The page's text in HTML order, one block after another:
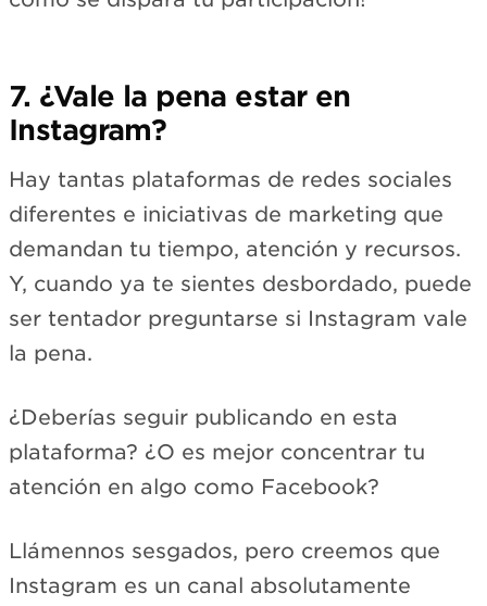
7. ¿Vale la pena estar en
Instagram?
Hay tantas plataformas de redes sociales
diferentes e iniciativas de marketing que
demandan tu tiempo, atención y recursos.
Y, cuando ya te sientes desbordado, puede
ser tentador preguntarse si Instagram vale
la pena.
¿Deberías seguir publicando en esta
plataforma? ¿O es mejor concentrar tu
atención en algo como Facebook?
Llámennos sesgados, pero creemos que
Instagram es un canal absolutamente